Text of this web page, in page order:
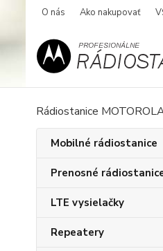
O nás Ako nakupovať
Rádiostanice
Mobilné rádiostanice
Prenosné
LTE vysielačky
Repeatery